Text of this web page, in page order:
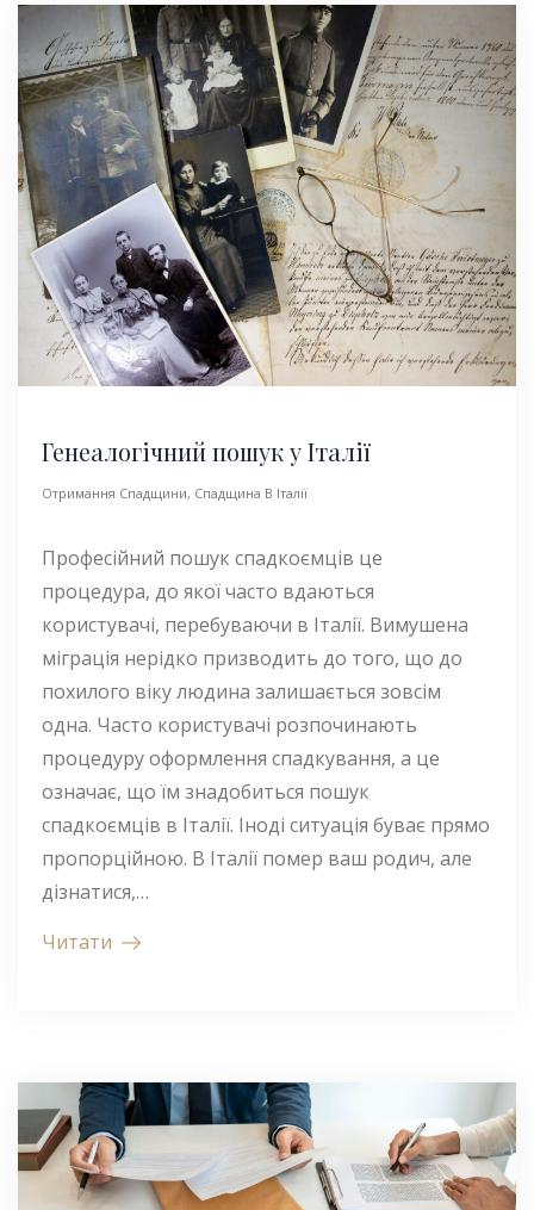
Генеалогічний пошук у Італії
Отримання Спадщини, Спадщина В Італії
Професійний пошук спадкоємців це
процедура, до якої часто вдаються
користувачі, перебуваючи в Італії. Вимушена
міграція нерідко призводить до того, що до
похилого віку людина залишається зовсім
одна. Часто користувачі розпочинають
процедуру оформлення спадкування, а це
означає, що їм знадобиться пошук
спадкоємців в Італії. Іноді ситуація буває прямо
пропорційною. В Італії помер ваш родич, але
дізнатися,…
Читати